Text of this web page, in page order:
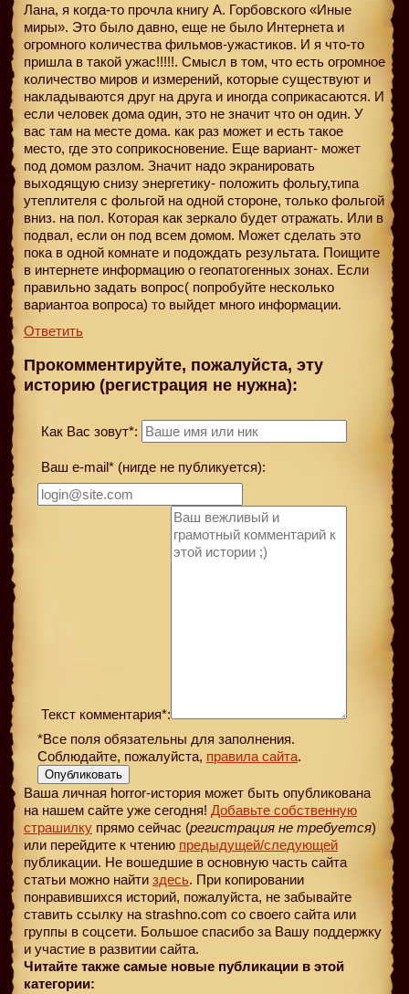
Лана, я когда-то прочла книгу А. Горбовского «Иные
миры». Это было давно, еще не было Интернета и
огромного количества фильмов-ужастиков. И я что-то
пришла в такой ужас!!!!!. Смысл в том, что есть огромное
количество миров и измерений, которые существуют и
накладываются друг на друга и иногда соприкасаются. И
если человек дома один, это не значит что он один. У
вас там на месте дома. как раз может и есть такое
место, где это соприкосновение. Еще вариант- может
под домом разлом. Значит надо экранировать
выходящую снизу энергетику- положить фольгу,типа
утеплителя с фольгой на одной стороне, только фольгой
вниз. на пол. Которая как зеркало будет отражать. Или в
подвал, если он под всем домом. Может сделать это
пока в одной комнате и подождать результата. Поищите
в интернете информацию о геопатогенных зонах. Если
правильно задать вопрос( попробуйте несколько
вариантоа вопроса) то выйдет много информации.
Ответить
Прокомментируйте, пожалуйста, эту
историю (регистрация не нужна):
Как Вас зовут*:
Ваш e-mail* (нигде не публикуется):
Текст комментария*:
*Все поля обязательны для заполнения.
Соблюдайте, пожалуйста, правила сайта.
Опубликовать
Ваша личная horror-история может быть опубликована
на нашем сайте уже сегодня! Добавьте собственную
страшилку прямо сейчас (регистрация не требуется)
или перейдите к чтению предыдущей/следующей
публикации. Не вошедшие в основную часть сайта
статьи можно найти здесь. При копировании
понравившихся историй, пожалуйста, не забывайте
ставить ссылку на strashno.com со своего сайта или
группы в соцсети. Большое спасибо за Вашу поддержку
и участие в развитии сайта.
Читайте также самые новые публикации в этой
категории: